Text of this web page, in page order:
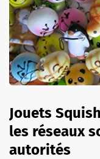
Jouets
les réseaux
autorités